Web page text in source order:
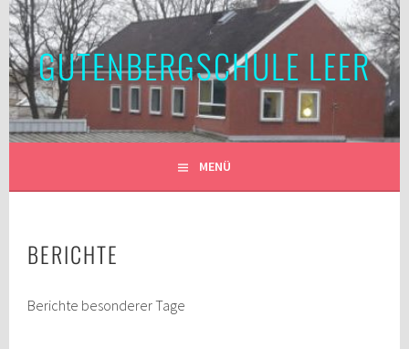
Springe
zum
InhaltGUTENBERGSCHULE LEER
MENÜ
BERICHTE
Berichte besonderer Tage